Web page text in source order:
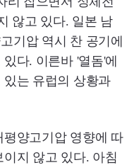
않고 있다. 일본 남
기압 역시 찬 공기에
다. 이른바 '열돔'에
는 유럽의 상황과
양고기압 영향에 따
지 않고 있다. 아침